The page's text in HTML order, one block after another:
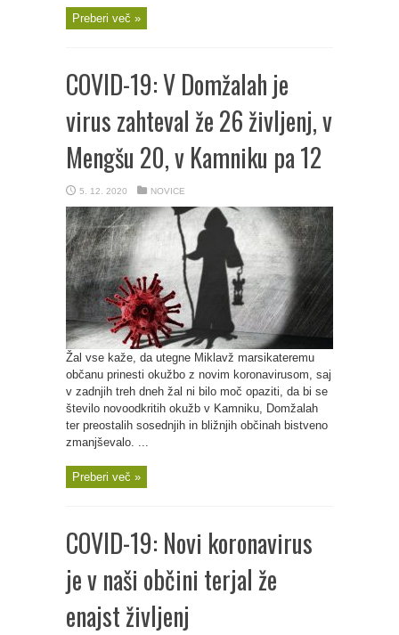
Preberi več »
COVID-19: V Domžalah je
virus zahteval že 26 življenj, v
Mengšu 20, v Kamniku pa 12
5. 12. 2020 NOVICE
Žal vse kaže, da utegne Miklavž marsikateremu
občanu prinesti okužbo z novim koronavirusom, saj
v zadnjih treh dneh žal ni bilo moč opaziti, da bi se
število novoodkritih okužb v Kamniku, Domžalah
ter preostalih sosednjih in bližnjih občinah bistveno
zmanjševalo. ...
Preberi več »
COVID-19: Novi koronavirus
je v naši občini terjal že
enajst življenj